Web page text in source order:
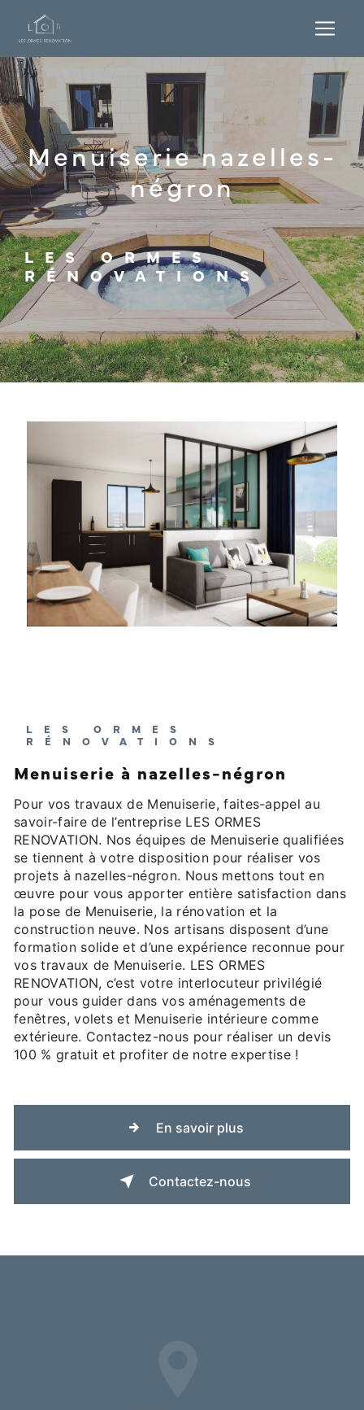
Menuiserie nazelles-
négron
LES ORMES
RÉNOVATIONS
LES ORMES
RÉNOVATIONS
Menuiserie à nazelles-négron
Pour vos travaux de Menuiserie, faites-appel au
savoir-faire de l’entreprise LES ORMES
RENOVATION. Nos équipes de Menuiserie qualifiées
se tiennent à votre disposition pour réaliser vos
projets à nazelles-négron. Nous mettons tout en
œuvre pour vous apporter entière satisfaction dans
la pose de Menuiserie, la rénovation et la
construction neuve. Nos artisans disposent d’une
formation solide et d’une expérience reconnue pour
vos travaux de Menuiserie. LES ORMES
RENOVATION, c’est votre interlocuteur privilégié
pour vous guider dans vos aménagements de
fenêtres, volets et Menuiserie intérieure comme
extérieure. Contactez-nous pour réaliser un devis
100 % gratuit et profiter de notre expertise !
En savoir plus
Contactez-nous